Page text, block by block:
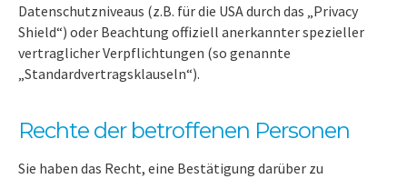
Datenschutzniveaus (z.B. für die USA durch das „Privacy
Shield“) oder Beachtung offiziell anerkannter spezieller
vertraglicher Verpflichtungen (so genannte
„Standardvertragsklauseln“).
Rechte der betroffenen Personen
Sie haben das Recht, eine Bestätigung darüber zu